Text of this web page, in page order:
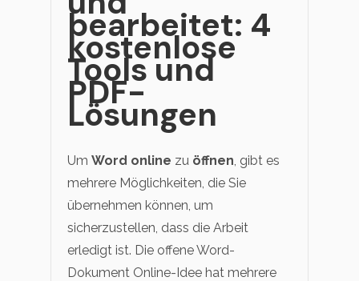
Freiberufler
Alle PDF-Funktionen
Bearbeiten, Drucken und Anpassen von kostenlosen
PDF-Wissen
PDF-bezogene Informationen, die Sie benötigen.
Download-Zentrum
Laden Sie die leistungsstärksten und einfachsten
bearbeitet: 4
kostenlose
Tools und
PDF-
Lösungen
Um Word online zu öffnen , gibt es
mehrere Möglichkeiten, die Sie
übernehmen können, um
sicherzustellen, dass die Arbeit
erledigt ist. Die offene Word-
Dokument Online-Idee hat mehrere